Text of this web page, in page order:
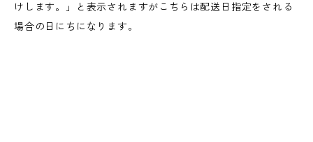
けします。」と表示されますがこちらは配送日指定をされる
場合の日にちになります。